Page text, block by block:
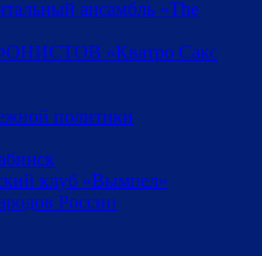
ансамбль «The
«Кватро Сакс
политики
клуб «Вымпел»
России